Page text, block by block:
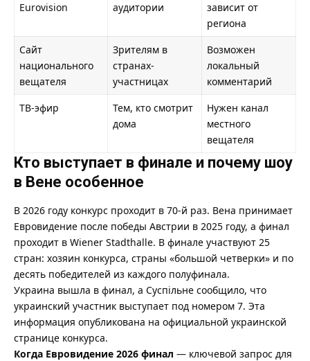
Eurovision
аудитории
зависит от
региона
Сайт
национального
вещателя
Зрителям в
странах-
участницах
Возможен
локальный
комментарий
ТВ-эфир
Тем, кто смотрит
дома
Нужен канал
местного
вещателя
Кто выступает в финале и почему шоу
в Вене особенное
В 2026 году конкурс проходит в 70-й раз. Вена принимает
Евровидение после победы Австрии в 2025 году, а финал
проходит в Wiener Stadthalle. В финале участвуют 25
стран: хозяин конкурса, страны «большой четверки» и по
десять победителей из каждого полуфинала.
Украина вышла в финал, а Суспільне сообщило, что
украинский участник выступает под номером 7. Эта
информация опубликована на официальной украинской
странице конкурса.
Когда Евровидение 2026 финал — ключевой запрос для